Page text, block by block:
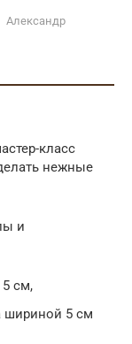
Александр
класс
нежные
и
см,
шириной 5 см